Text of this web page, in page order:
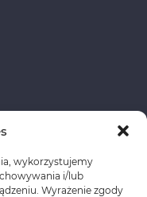
wykorzystujemy
i/lub
Wyrażenie zgody